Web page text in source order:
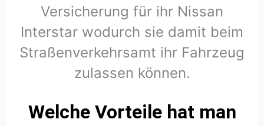
Versicherung für ihr Nissan
Interstar wodurch sie damit beim
Straßenverkehrsamt ihr Fahrzeug
zulassen können.
Welche Vorteile hat man